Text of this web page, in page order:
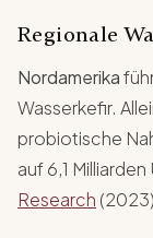
Regionale
Nordamerika
Wasserkefir.
probiotische
auf 6,1
Research